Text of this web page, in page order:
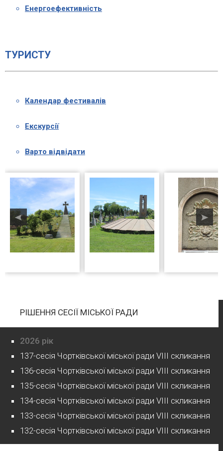
Енергоефективність
ТУРИСТУ
Календар фестивалів
Екскурсії
Варто відвідати
РІШЕННЯ СЕСІЇ МІСЬКОЇ РАДИ
2026 рік
137-сесія Чортківської міської ради VIII скликання
136-сесія Чортківської міської ради VIII скликання
135-сесія Чортківської міської ради VIII скликання
134-сесія Чортківської міської ради VIII скликання
133-сесія Чортківської міської ради VIII скликання
132-сесія Чортківської міської ради VIII скликання